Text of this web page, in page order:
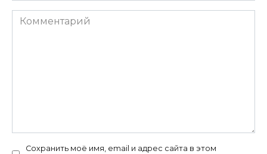
Комментарий
Сохранить моё имя, email и адрес сайта в этом